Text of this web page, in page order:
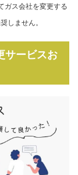
ガス会社を変更する
しません。
サービスお